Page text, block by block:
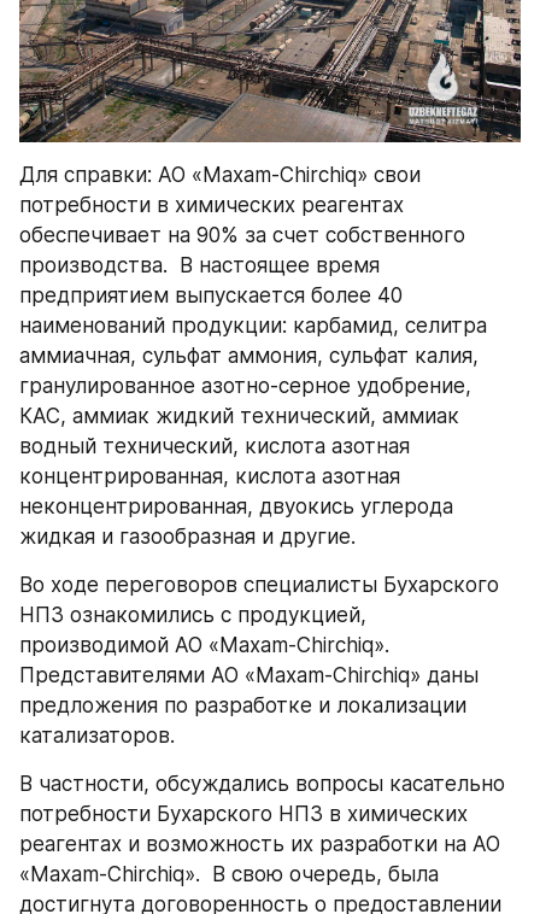
Для справки: АО «Maxam-Chirchiq» свои
потребности в химических реагентах
обеспечивает на 90% за счет собственного
производства.  В настоящее время
предприятием выпускается более 40
наименований продукции: карбамид, селитра
аммиачная, сульфат аммония, сульфат калия,
гранулированное азотно-серное удобрение,
КАС, аммиак жидкий технический, аммиак
водный технический, кислота азотная
концентрированная, кислота азотная
неконцентри­рованная, двуокись углерода
жидкая и газообразная и другие.
Во ходе переговоров специалисты Бухарского
НПЗ ознакомились с продукцией,
производимой АО «Maxam-Chirchiq».
Представителями АО «Maxam-Chirchiq» даны
предложения по разработке и локализации
катализаторов.
В частности, обсуждались вопросы касательно
потребности Бухарского НПЗ в химических
реагентах и возможность их разработки на АО
«Maxam-Chirchiq».  В свою очередь, была
достигнута договоренность о предоставлении